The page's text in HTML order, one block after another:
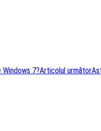
7?Articolul următor